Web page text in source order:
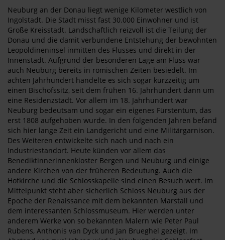
Neuburg an der Donau liegt wenige Kilometer westlich von
Ingolstadt. Die Stadt misst fast 30.000 Einwohner und ist
Große Kreisstadt. Landschaftlich reizvoll ist die Teilung der
Donau und die damit verbundene Entstehung der bewohnten
Leopoldineninsel inmitten des Flusses und direkt in der
Innenstadt. Aufgrund der besonderen Lage am Fluss war
auch Neuburg bereits in römischen Zeiten besiedelt. Im
achten Jahrhundert handelte es sich sogar kurzzeitig um
einen Bischofssitz, seit dem frühen 16. Jahrhundert dann um
eine Residenzstadt. Vor allem im 18. Jahrhundert war
Neuburg bedeutsam und sogar ein eigenes Fürstentum, das
erst 1808 aufgehoben wurde. In den folgenden Jahren befand
sich hier lange Zeit ein Landgericht und eine Militärgarnison.
Des Weiteren entwickelte sich nach und nach ein
Industriestandort. Heute künden vor allem das
Benediktinnerinnenkloster Bergen und Neuburg und einige
andere Kirchen von der früheren Bedeutung. Auch die
Hofkirche und die Schlosskapelle sind einen Besuch wert. Im
Mittelpunkt steht aber sicherlich Schloss Neuburg aus der
Epoche der Renaissance mit dem bekannten Marstall und
dem interessanten Schlossmuseum. Hier werden unter
anderem Werke von so bekannten Malern wie Peter Paul
Rubens, Anthonis van Dyck und Jan Brueghel gezeigt. Im